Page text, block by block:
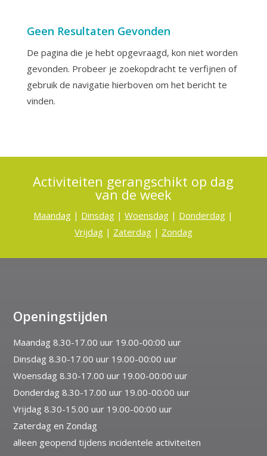
Geen Resultaten Gevonden
De pagina die je hebt opgevraagd, kon niet worden
gevonden. Probeer je zoekopdracht te verfijnen of
gebruik de navigatie hierboven om het bericht te
vinden.
Activiteiten gerangschikt op dag
van de week
Maandag | Dinsdag |Woensdag | Donderdag |
Vrijdag| Zaterdag| Zondag
Openingstijden
Maandag 8.30-17.00 uur 19.00-00:00 uur
Dinsdag 8.30-17.00 uur 19.00-00:00 uur
Woensdag 8.30-17.00 uur 19.00-00:00 uur
Donderdag 8.30-17.00 uur 19.00-00:00 uur
Vrijdag 8.30-15.00 uur 19.00-00:00 uur
Zaterdag en Zondag
alleen geopend tijdens incidentele activiteiten